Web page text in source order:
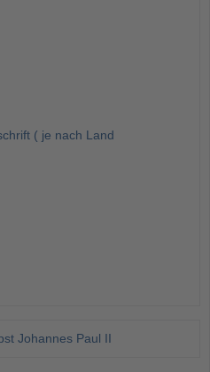
( je nach Land
Johannes Paul II